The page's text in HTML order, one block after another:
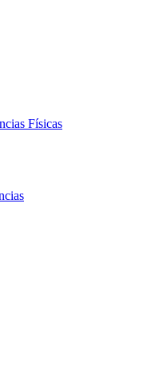
Físicas